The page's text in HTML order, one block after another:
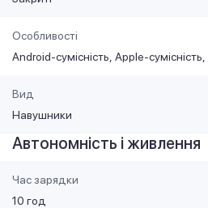
Особливості
Android-сумісність Apple-сумісність
Вид
Навушники
Автономність і живлення
Час зарядки
10 год